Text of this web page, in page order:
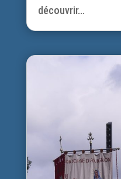
découvrir...